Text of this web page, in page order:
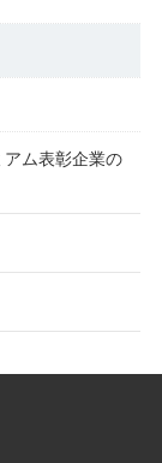
ム表彰企業の